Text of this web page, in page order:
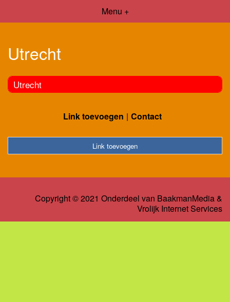
Menu +
Utrecht
Utrecht
Link toevoegen Contact
Link toevoegen
Copyright © 2021 Onderdeel van BaakmanMedia&
Vrolijk Internet Services